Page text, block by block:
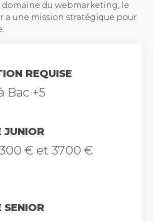
domaine du webmarketing, le
a une mission stratégique pour
REQUISE
Bac +5
JUNIOR
€ et 3700 €
SENIOR